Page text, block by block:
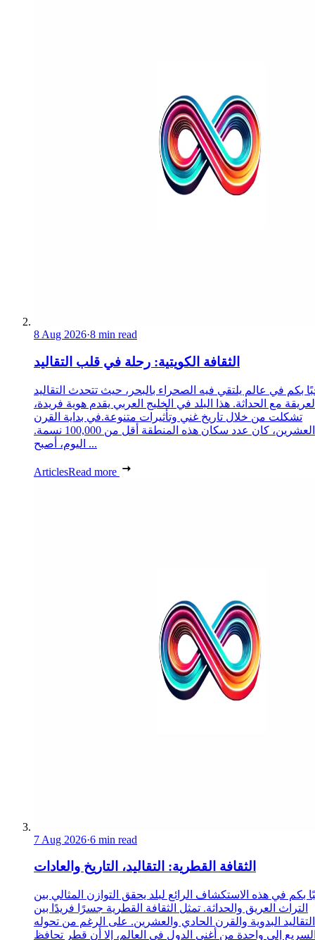
8 Aug 2026·8 min read
الثقافة الكويتية: رحلة في قلب التقاليد
بكم في عالم يلتقي فيه الصحراء بالبحر، حيث تتحدث التقاليد
مع الحداثة. هذا البلد في الخليج العربي يقدم هوية فريدة،
تشكلت من خلال تاريخ غني وتأثيرات متنوعة.في بداية القرن
العشرين، كان عدد سكان هذه المنطقة أقل من 100,000 نسمة.
اليوم، أصبح ...
ArticlesRead more
7 Aug 2026·6 min read
الثقافة القطرية: التقاليد، التاريخ والعادات
بكم في هذه الاستكشاف الرائع لبلد يحقق التوازن المثالي بين
التراث العريق والحداثة. تمثل الثقافة القطرية جسرًا فريدًا بين
التقاليد البدوية والقرن الحادي والعشرين. على الرغم من تحوله
إلى واحدة من أغنى الدول في العالم، إلا أن قطر تحافظ